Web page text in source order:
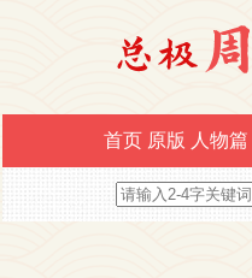
首页 原版 人物篇